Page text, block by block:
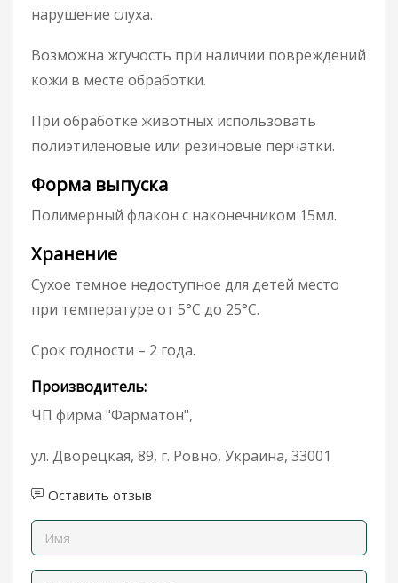
нарушение слуха.
Возможна жгучость при наличии повреждений
кожи в месте обработки.
При обработке животных использовать
полиэтиленовые или резиновые перчатки.
Форма выпуска
Полимерный флакон с наконечником 15мл.
Хранение
Сухое темное недоступное для детей место
при температуре от 5°С до 25°С.
Срок годности – 2 года.
Производитель:
ЧП фирма "Фарматон",
ул. Дворецкая, 89, г. Ровно, Украина, 33001
Оставить отзыв